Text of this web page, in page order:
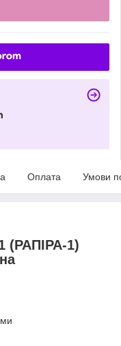
Оплата Умови
(РАПІРА-1)